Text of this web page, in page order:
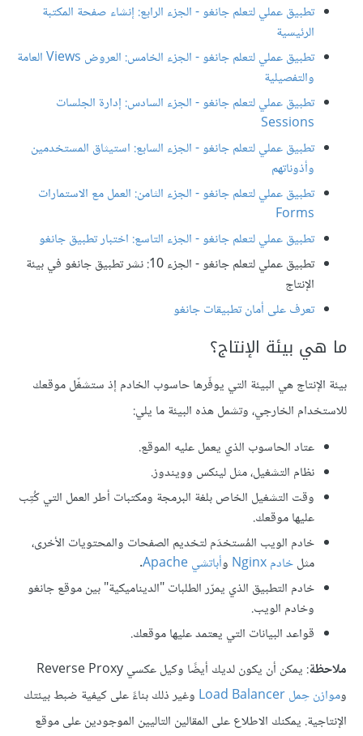
تطبيق عملي لتعلم جانغو - الجزء الرابع: إنشاء صفحة المكتبة
الرئيسية
تطبيق عملي لتعلم جانغو - الجزء الخامس: العروض Views العامة
والتفصيلية
تطبيق عملي لتعلم جانغو - الجزء السادس: إدارة الجلسات
Sessions
تطبيق عملي لتعلم جانغو - الجزء السابع: استيثاق المستخدمين
وأذوناتهم
تطبيق عملي لتعلم جانغو - الجزء الثامن: العمل مع الاستمارات
Forms
تطبيق عملي لتعلم جانغو - الجزء التاسع: اختبار تطبيق جانغو
تطبيق عملي لتعلم جانغو - الجزء 10: نشر تطبيق جانغو في بيئة
الإنتاج
تعرف على أمان تطبيقات جانغو
ما هي بيئة الإنتاج؟
بيئة الإنتاج هي البيئة التي يوفّرها حاسوب الخادم إذ ستشغّل موقعك
للاستخدام الخارجي، وتشمل هذه البيئة ما يلي:
عتاد الحاسوب الذي يعمل عليه الموقع.
نظام التشغيل، مثل لينكس وويندوز.
وقت التشغيل الخاص بلغة البرمجة ومكتبات أطر العمل التي كُتِب
عليها موقعك.
خادم الويب المُستخدَم لتخديم الصفحات والمحتويات الأخرى،
مثلخادم Nginx وأباتشي Apache
.
خادم التطبيق الذي يمرّر الطلبات "الديناميكية" بين موقع جانغو
وخادم الويب.
قواعد البيانات التي يعتمد عليها موقعك.
ملاحظة
: يمكن أن يكون لديك أيضًا وكيل عكسي Reverse Proxy
وموازن حِمل Load Balancer
وغير ذلك بناءً على كيفية ضبط بيئتك
الإنتاجية. يمكنك الاطلاع على المقالين التاليين الموجودين على موقع